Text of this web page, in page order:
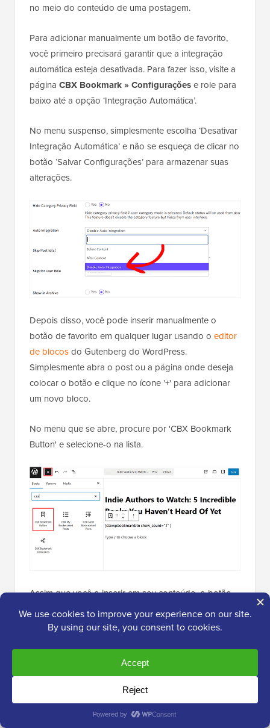
no meio do conteúdo de uma postagem.
Para adicionar manualmente um botão de favorito,
você primeiro precisará garantir que a integração
automática esteja desativada. Para fazer isso, visite a
página CBX Bookmark » Configuraçõese role para
baixo até a opção ‘Integração Automática’.
No menu suspenso, simplesmente escolha ‘Desativar
Integração Automática’ e não se esqueça de clicar no
botão ‘Salvar Configurações’ para armazenar suas
alterações.
Depois disso, você pode inserir manualmente o
botão de favorito em qualquer lugar usando o editor
de blocosdo Gutenberg do WordPress.
Simplesmente abra o post ou a página onde deseja
colocar o botão e clique no ícone '+' para adicionar
um novo bloco.
No menu que se abre, procure por 'CBX Bookmark
Button' e selecione-o na lista.
Assim que você o inserir em seu conteúdo, o botão
aparecerá onde você colocou o bloco. Por padrão,
ele também mostra quantas pessoas marcaram essa
Esta pode ser uma ótima maneira de mostrar aos
visitantes que o conteúdo é popular, pois as pessoas
geralmente confiam em conteúdo que outros